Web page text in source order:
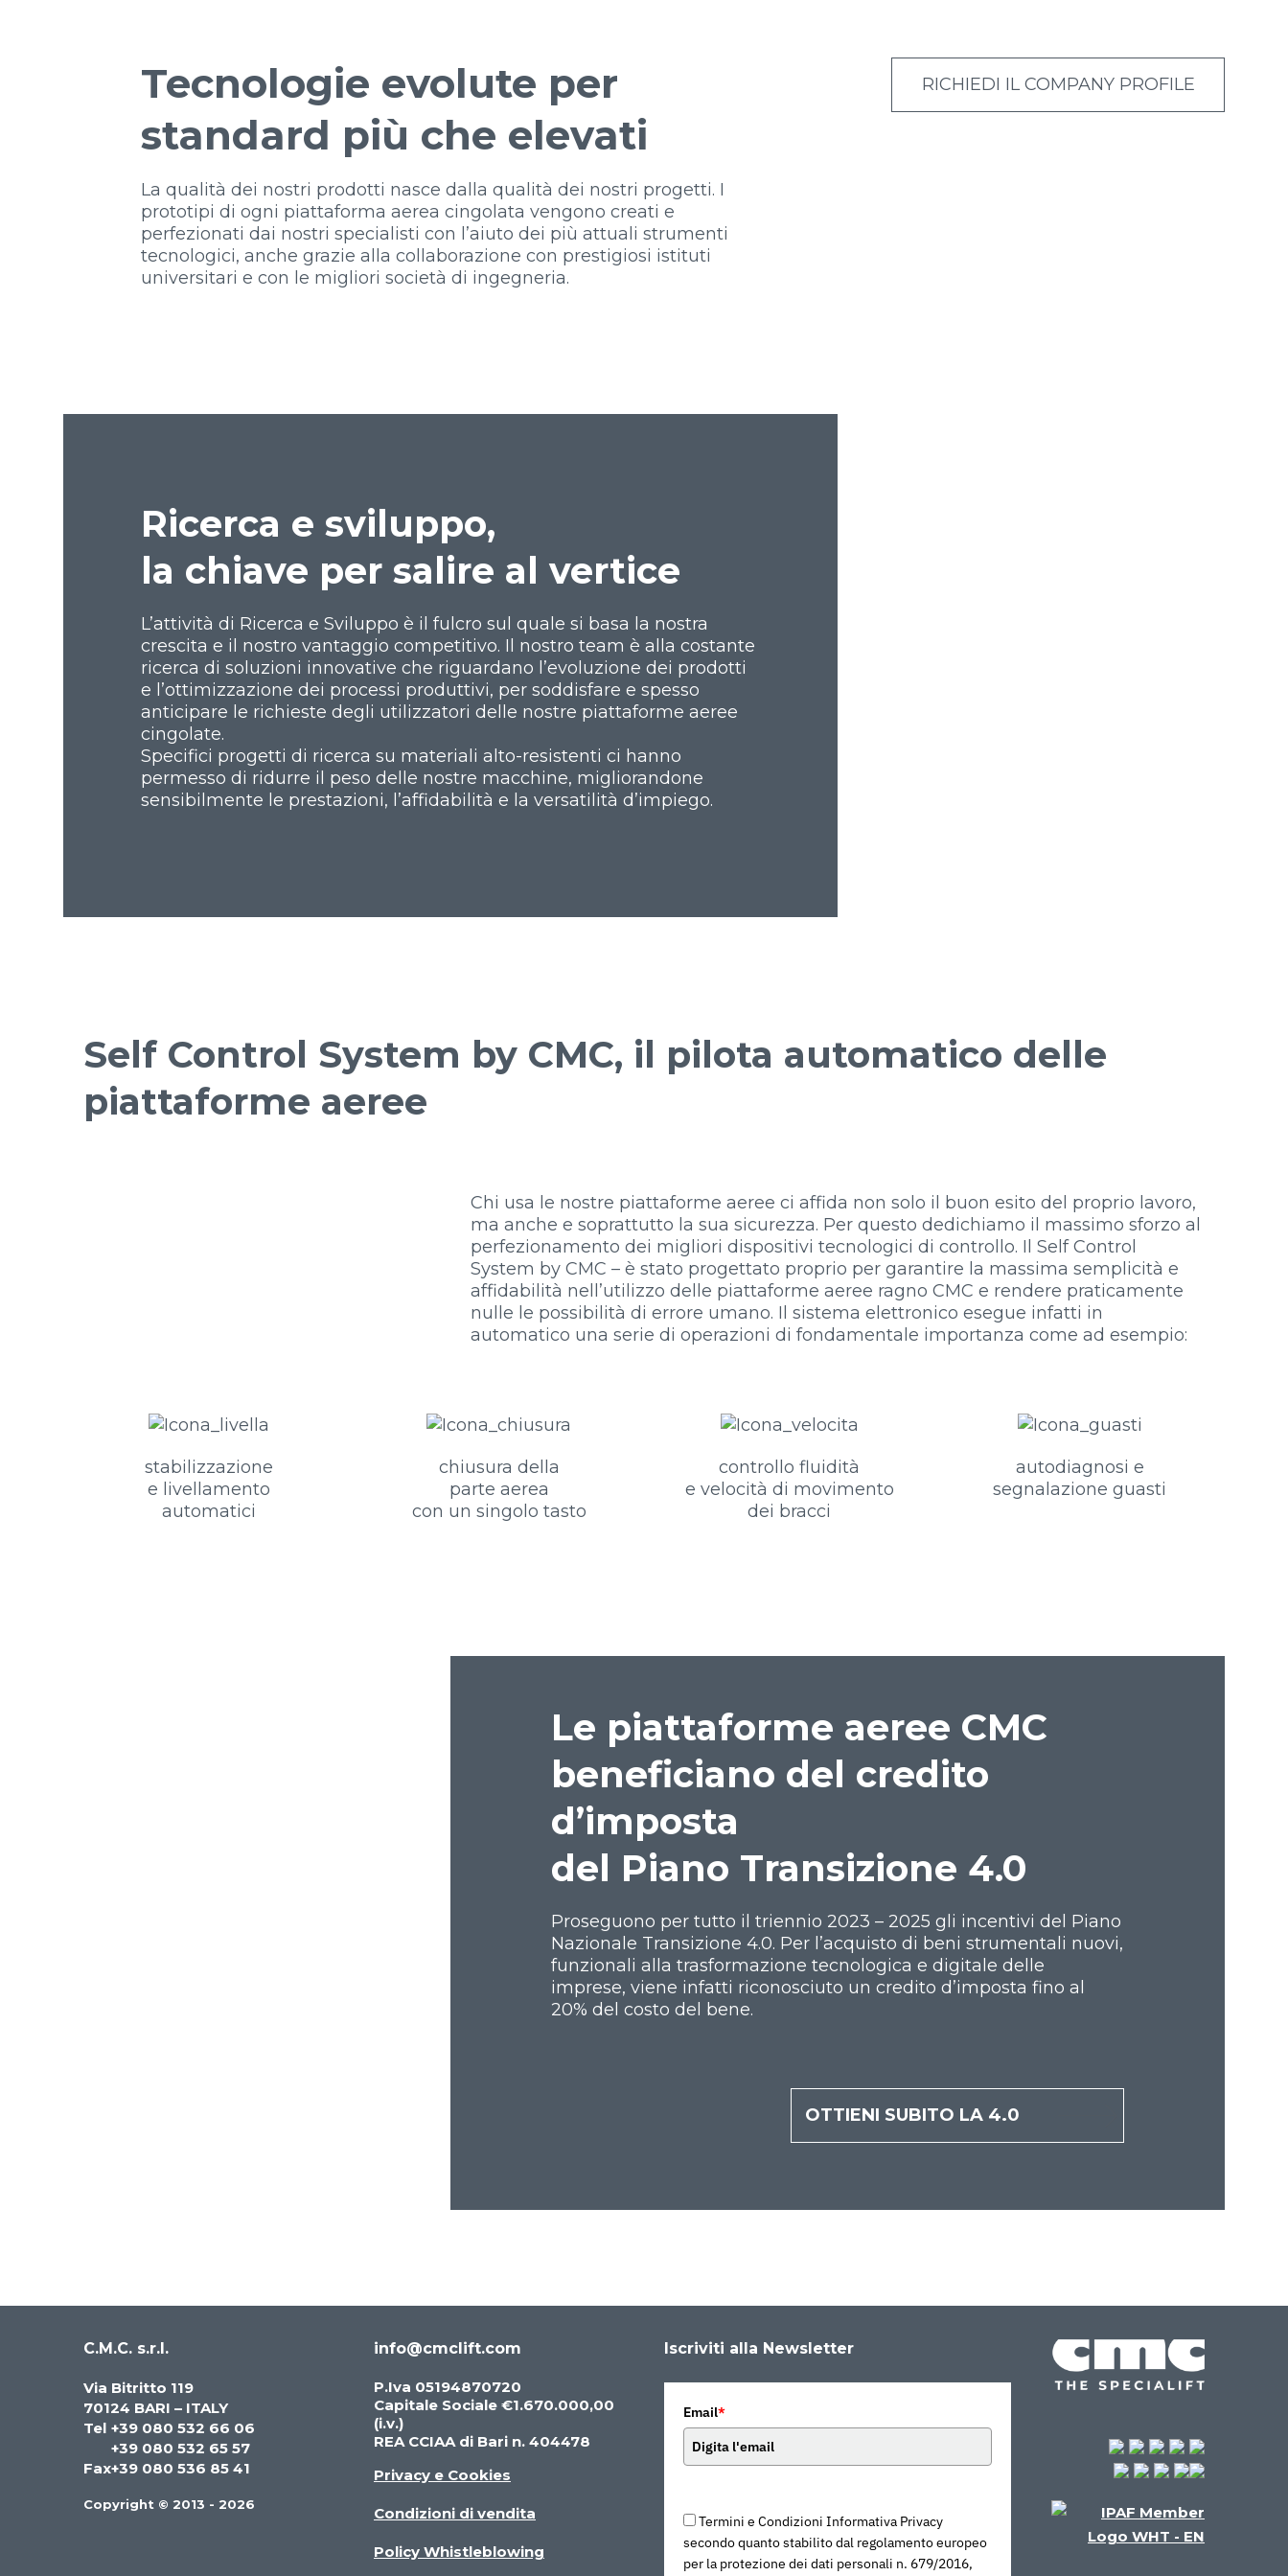
Tecnologie evolute per
standard più che elevati
La qualità dei nostri prodotti nasce dalla qualità dei nostri progetti. I
prototipi di ogni piattaforma aerea cingolata vengono creati e
perfezionati dai nostri specialisti con l’aiuto dei più attuali strumenti
tecnologici, anche grazie alla collaborazione con prestigiosi istituti
universitari e con le migliori società di ingegneria.
RICHIEDI IL COMPANY PROFILE
Ricerca e sviluppo,
la chiave per salire al vertice
L’attività di Ricerca e Sviluppo è il fulcro sul quale si basa la nostra
crescita e il nostro vantaggio competitivo. Il nostro team è alla costante
ricerca di soluzioni innovative che riguardano l’evoluzione dei prodotti
e l’ottimizzazione dei processi produttivi, per soddisfare e spesso
anticipare le richieste degli utilizzatori delle nostre piattaforme aeree
cingolate.
Specifici progetti di ricerca su materiali alto-resistenti ci hanno
permesso di ridurre il peso delle nostre macchine, migliorandone
sensibilmente le prestazioni, l’affidabilità e la versatilità d’impiego.
Self Control System by CMC, il pilota automatico delle
piattaforme aeree
Chi usa le nostre piattaforme aeree ci affida non solo il buon esito del proprio lavoro,
ma anche e soprattutto la sua sicurezza. Per questo dedichiamo il massimo sforzo al
perfezionamento dei migliori dispositivi tecnologici di controllo. Il Self Control
System by CMC – è stato progettato proprio per garantire la massima semplicità e
affidabilità nell’utilizzo delle piattaforme aeree ragno CMC e rendere praticamente
nulle le possibilità di errore umano. Il sistema elettronico esegue infatti in
automatico una serie di operazioni di fondamentale importanza come ad esempio:
stabilizzazione
e livellamento
automatici
chiusura della
parte aerea
con un singolo tasto
controllo fluidità
e velocità di movimento
dei bracci
autodiagnosi e
segnalazione guasti
Le piattaforme aeree CMC
beneficiano del credito
d’imposta
del Piano Transizione 4.0
Proseguono per tutto il triennio 2023 – 2025 gli incentivi del Piano
Nazionale Transizione 4.0. Per l’acquisto di beni strumentali nuovi,
funzionali alla trasformazione tecnologica e digitale delle
imprese, viene infatti riconosciuto un credito d’imposta fino al
20% del costo del bene.
OTTIENI SUBITO LA 4.0
C.M.C. s.r.l.
Via Bitritto 119
70124 BARI – ITALY
Tel +39 080 532 66 06
+39 080 532 65 57
Fax+39 080 536 85 41
Copyright © 2013 - 2026
info@cmclift.com
P.Iva 05194870720
Capitale Sociale €1.670.000,00
(i.v.)
REA CCIAA di Bari n. 404478
Privacy e Cookies
Condizioni di vendita
Policy Whistleblowing
Iscriviti alla Newsletter
Email*
Termini e Condizioni Informativa Privacy
secondo quanto stabilito dal regolamento europeo
per la protezione dei dati personali n. 679/2016,